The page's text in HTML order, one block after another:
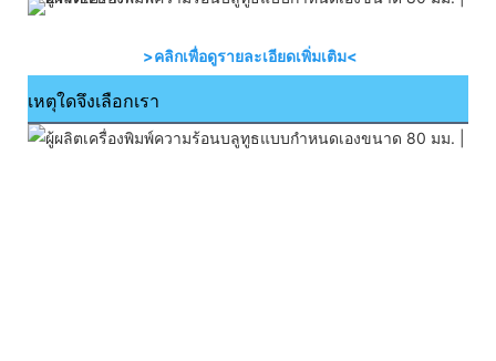
>คลิกเพื่อดูรายละเอียดเพิ่มเติม<
เหตุใดจึงเลือกเรา